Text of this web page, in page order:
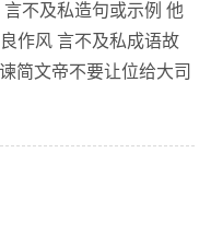
不及私造句或示例 他
作风 言不及私成语故
简文帝不要让位给大司